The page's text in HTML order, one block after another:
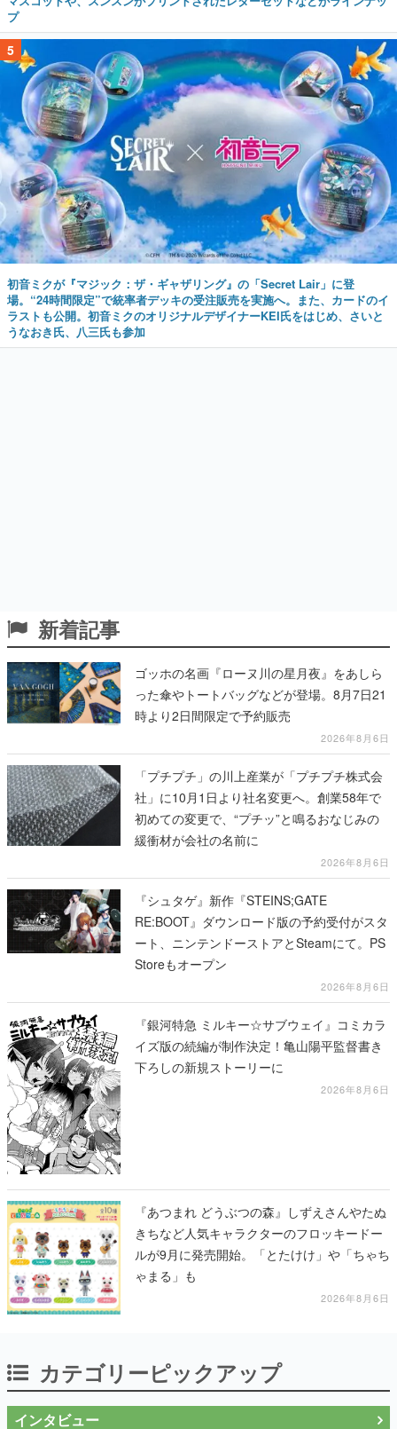
プ
5
初音ミクが『マジック：ザ・ギャザリング』の「Secret Lair」に登
場。“24時間限定”で統率者デッキの受注販売を実施へ。また、カードのイ
ラストも公開。初音ミクのオリジナルデザイナーKEI氏をはじめ、さいと
うなおき氏、八三氏も参加
新着記事
ゴッホの名画『ローヌ川の星月夜』をあしら
った傘やトートバッグなどが登場。8月7日21
時より2日間限定で予約販売
2026年8月6日
「プチプチ」の川上産業が「プチプチ株式会
社」に10月1日より社名変更へ。創業58年で
初めての変更で、“プチッ”と鳴るおなじみの
緩衝材が会社の名前に
2026年8月6日
『シュタゲ』新作『STEINS;GATE
RE:BOOT』ダウンロード版の予約受付がスタ
ート、ニンテンドーストアとSteamにて。PS
Storeもオープン
2026年8月6日
『銀河特急 ミルキー☆サブウェイ』コミカラ
イズ版の続編が制作決定！亀山陽平監督書き
下ろしの新規ストーリーに
2026年8月6日
『あつまれ どうぶつの森』しずえさんやたぬ
きちなど人気キャラクターのフロッキードー
ルが9月に発売開始。「とたけけ」や「ちゃち
ゃまる」も
2026年8月6日
カテゴリーピックアップ
インタビュー